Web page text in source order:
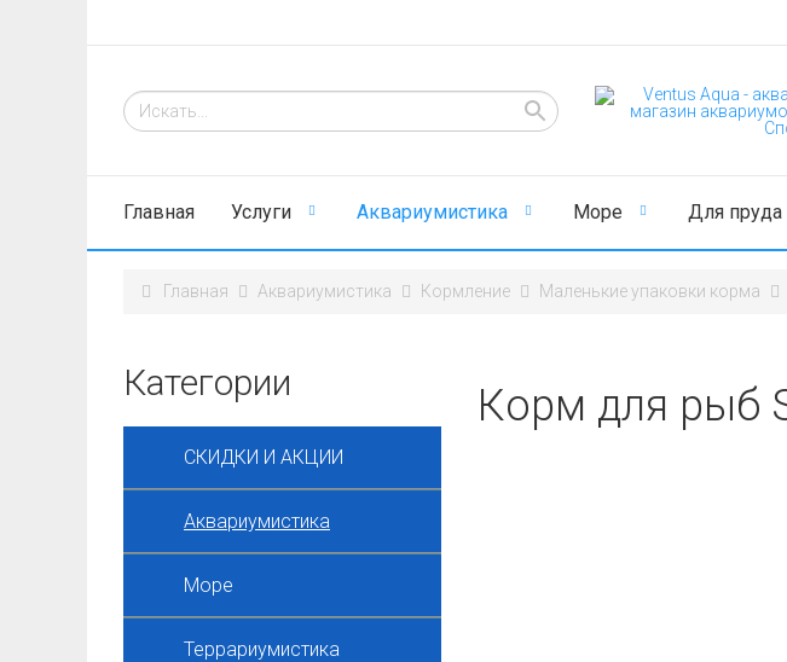
Главная Услуги Аквариумистика Море Для пруда
Главная Аквариумистика Кормление Маленькие упаковки корма
Корм для рыб
Категории
СКИДКИ И АКЦИИ
Аквариумистика
Море
Террариумистика